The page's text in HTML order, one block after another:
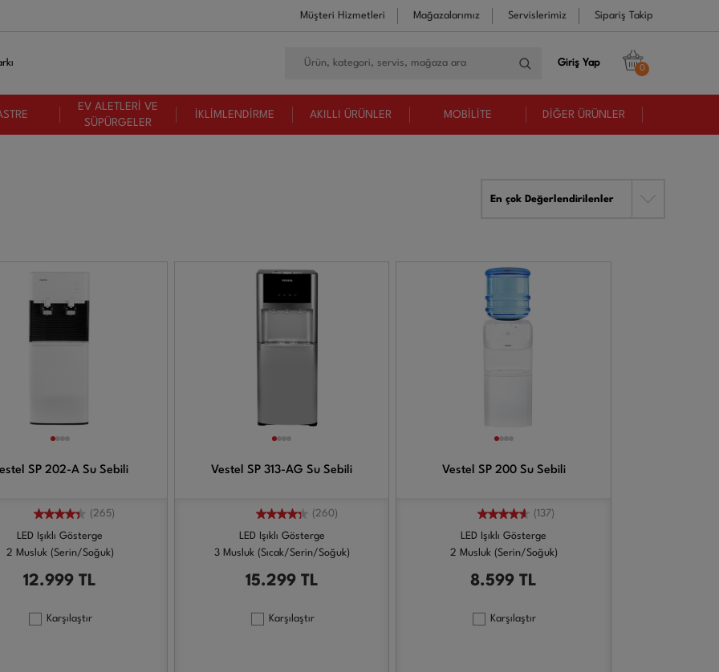
Müşteri Hizmetleri Mağazalarımız Servislerimiz Sipariş Takip
Giriş Yap 0
EV ALETLERİ VE
SÜPÜRGELER
İKLİMLENDİRME AKILLI ÜRÜNLER MOBİLİTE DİĞER ÜRÜNLER
En çok Değerlendirilenler
SP 202-A Su Sebili
(265)
LED Işıklı Gösterge
2 Musluk (Serin/Soğuk)
12.999TL
Karşılaştır
Vestel SP 313-AG Su Sebili
(260)
LED Işıklı Gösterge
3 Musluk (Sıcak/Serin/Soğuk)
15.299 TL
Karşılaştır
Vestel SP 200 Su Sebili
(137)
LED Işıklı Gösterge
2 Musluk (Serin/Soğuk)
8.599TL
Karşılaştır